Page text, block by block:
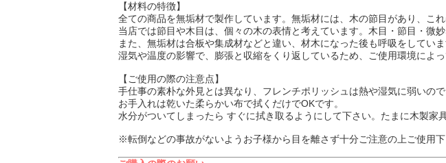
【材料の特徴】
全ての商品を無垢材で製作しています。無垢材には、木の節目があり、こ
当店では節目や木目は、個々の木の表情と考えています。木目・節目・微
また、無垢材は合板や集成材などと違い、材木になった後も呼吸をしていま
湿気や温度の影響で、膨張と収縮をくり返しているため、ご使用環境によ
【ご使用の際の注意点】
手仕事の素朴な外見とは異なり、フレンチポリッシュは熱や湿気に弱いの
お手入れは乾いた柔らかい布で拭くだけでOKです。
水分がついてしまったら すぐに拭き取るようにして下さい。たまに木製家
※転倒などの事故がないようお子様から目を離さず十分ご注意の上ご使用